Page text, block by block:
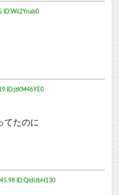
ID:Wii2Ynab0
ID:jtKM46YE0
てたのに
ID:QldUbH130